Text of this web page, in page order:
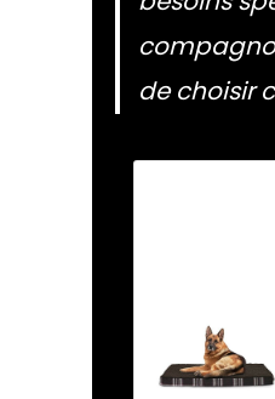
de choisir